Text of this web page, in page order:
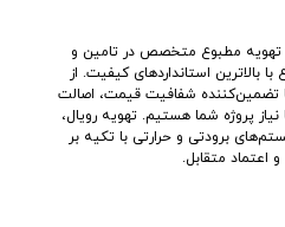
تهویه مطبوع متخصص در تامین و
بالاترین استانداردهای کیفیت. از
تضمین‌کننده شفافیت قیمت، اصالت
پروژه شما هستیم. تهویه رویال،
برودتی و حرارتی با تکیه بر
اعتماد متقابل.